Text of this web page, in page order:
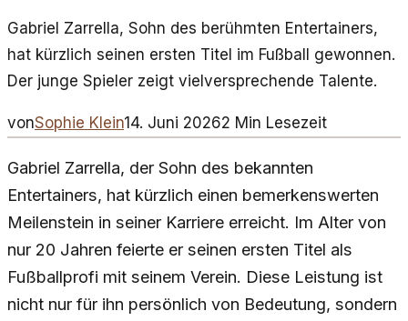
Gabriel Zarrella, Sohn des berühmten Entertainers,
hat kürzlich seinen ersten Titel im Fußball gewonnen.
Der junge Spieler zeigt vielversprechende Talente.
vonSophie Klein14. Juni 20262 Min Lesezeit
Gabriel Zarrella, der Sohn des bekannten
Entertainers, hat kürzlich einen bemerkenswerten
Meilenstein in seiner Karriere erreicht. Im Alter von
nur 20 Jahren feierte er seinen ersten Titel als
Fußballprofi mit seinem Verein. Diese Leistung ist
nicht nur für ihn persönlich von Bedeutung, sondern